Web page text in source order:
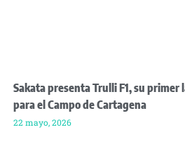
Sakata presenta Trulli F1, su
para el Campo de Cartagena
22 mayo, 2026